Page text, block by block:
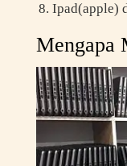
Ipad(apple)
Mengapa